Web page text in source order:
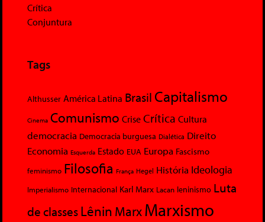
Crítica
Conjuntura
Tags
Althusser América Latina Brasil Capitalismo
Cinema Comunismo Crise Crítica Cultura
democracia Democracia burguesa Dialética Direito
Economia Esquerda Estado EUA Europa Fascismo
feminismo Filosofia França Hegel História Ideologia
Imperialismo Internacional Karl Marx Lacan leninismo Luta
de classesLênin MarxMarxismo